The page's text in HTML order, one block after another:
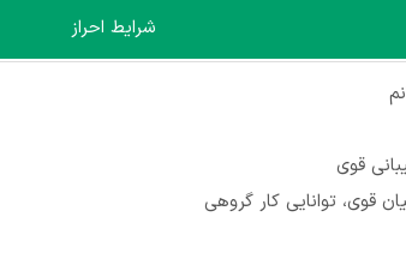
شرایط احراز
قوی
قوی، توانایی کار گروهی